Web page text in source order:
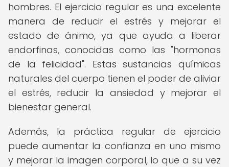
hombres. El ejercicio regular es una excelente
manera de reducir el estrés y mejorar el
estado de ánimo, ya que ayuda a liberar
endorfinas, conocidas como las "hormonas
de la felicidad". Estas sustancias químicas
naturales del cuerpo tienen el poder de aliviar
el estrés, reducir la ansiedad y mejorar el
bienestar general.
Además, la práctica regular de ejercicio
puede aumentar la confianza en uno mismo
y mejorar la imagen corporal, lo que a su vez